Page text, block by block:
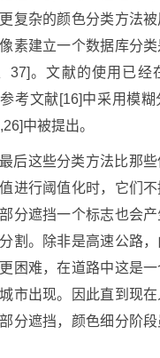
复杂的颜色分类方法
素建立一个数据库分
37]。文献的使用已经
考文献[16]中采用模
中被提出。
后这些分类方法比那
进行阈值化时，它们
分遮挡一个标志也会
割。除非是高速公路
困难，在道路中这是一
市出现。因此直到现
分遮挡，颜色细分阶